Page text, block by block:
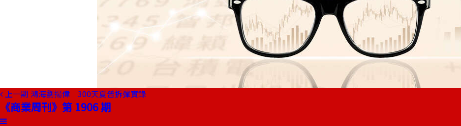
上一期 鴻海劉揚偉 300天夏普拆彈實錄
《商業周刊》第 1906 期